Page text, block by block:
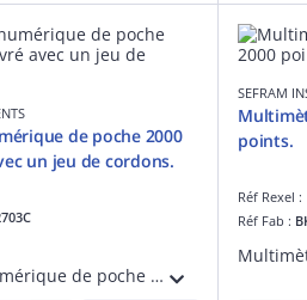
de poche 2000
un jeu de cordons.
Multimètre numérique de poche 2000 points. UDC 1000V, UAC 750V. Courant 10A DC. Résistance 20Mohms. Test de continuité avec buzzer. Test diode. Gaine aimantée pour travail mains libres. Livré avec un jeu de cordons.
SEFRAM
points.
Réf Rexel
Réf Fab :